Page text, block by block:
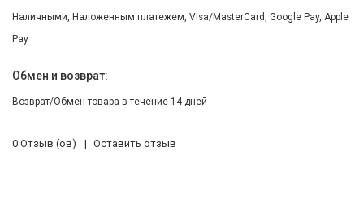
Наличными, Наложенным платежем, Visa/MasterCard, Google Pay, Apple
Pay
Обмен и возврат:
Возврат/Обмен товара в течение 14 дней
0 Отзыв (ов) Оставить отзыв